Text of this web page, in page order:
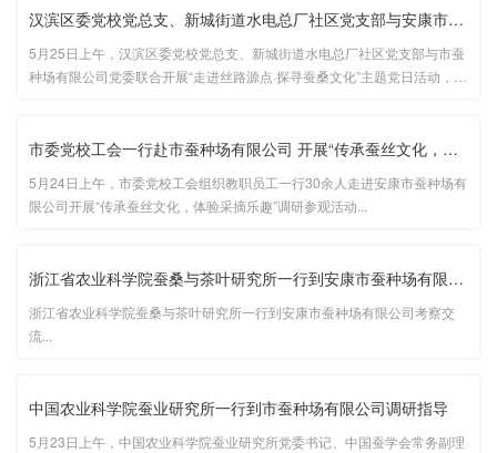
汉滨区委党校党总支、新城街道水电总厂社区党支部与安康市蚕种场···
5月25日上午，汉滨区委党校党总支、新城街道水电总厂社区党支部与市蚕
种场有限公司党委联合开展“走进丝路源点·探寻蚕桑文化”主题党日活动，
市委党校工会一行赴市蚕种场有限公司 开展“传承蚕丝文化，体验采···
5月24日上午，市委党校工会组织教职员工一行30余人走进安康市蚕种场有
限公司开展“传承蚕丝文化，体验采摘乐趣”调研参观活动...
浙江省农业科学院蚕桑与茶叶研究所一行到安康市蚕种场有限公司考···
浙江省农业科学院蚕桑与茶叶研究所一行到安康市蚕种场有限公司考察交
流...
中国农业科学院蚕业研究所一行到市蚕种场有限公司调研指导
5月23日上午，中国农业科学院蚕业研究所党委书记、中国蚕学会常务副理